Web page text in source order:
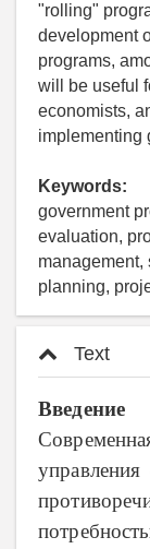
"rolling"
development
programs,
will be useful
economists,
implementing
Keywords:
government
evaluation,
management,
planning,
Text
Введение